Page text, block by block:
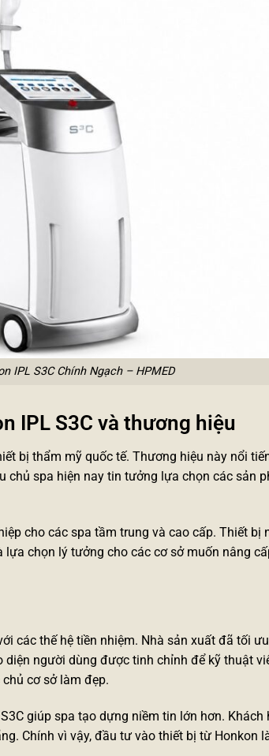
IPL S3C Chính Ngạch – HPMED
IPL S3C và thương hiệu
bị thẩm mỹ quốc tế. Thương hiệu này nổi
chủ spa hiện nay tin tưởng lựa chọn các sản
cho các spa tầm trung và cao cấp. Thiết bị
chọn lý tưởng cho các cơ sở muốn nâng
các thế hệ tiền nhiệm. Nhà sản xuất đã tối
người dùng được tinh chỉnh để kỹ thuật
cơ sở làm đẹp.
giúp spa tạo dựng niềm tin lớn hơn. Khách
Chính vì vậy, đầu tư vào thiết bị từ Honkon